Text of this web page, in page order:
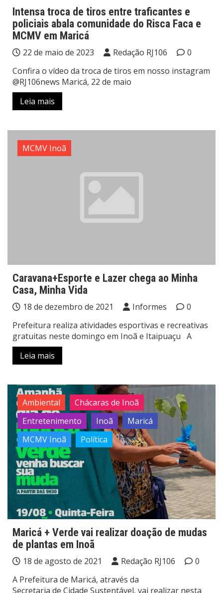
Intensa troca de tiros entre traficantes e
policiais abala comunidade do Risca Faca e
MCMV em Maricá
22 de maio de 2023 Redação RJ106
0
Confira o vídeo da troca de tiros em nosso instagram
@RJ106news Maricá, 22 de maio
Leia mais
MCMV Inoã
Caravana+Esporte e Lazer chega ao Minha
Casa, Minha Vida
18 de dezembro de 2021 Informes
0
Prefeitura realiza atividades esportivas e recreativas
gratuitas neste domingo em Inoã e Itaipuaçu A
Leia mais
Ambiental
Chácaras de Inoã
Entretenimento
Inoã
Maricá
MCMV Inoã
Política
Maricá + Verde vai realizar doação de mudas
de plantas em Inoã
18 de agosto de 2021 Redação RJ106
0
A Prefeitura de Maricá, através da
Secretaria de Cidade Sustentável, vai realizar nesta